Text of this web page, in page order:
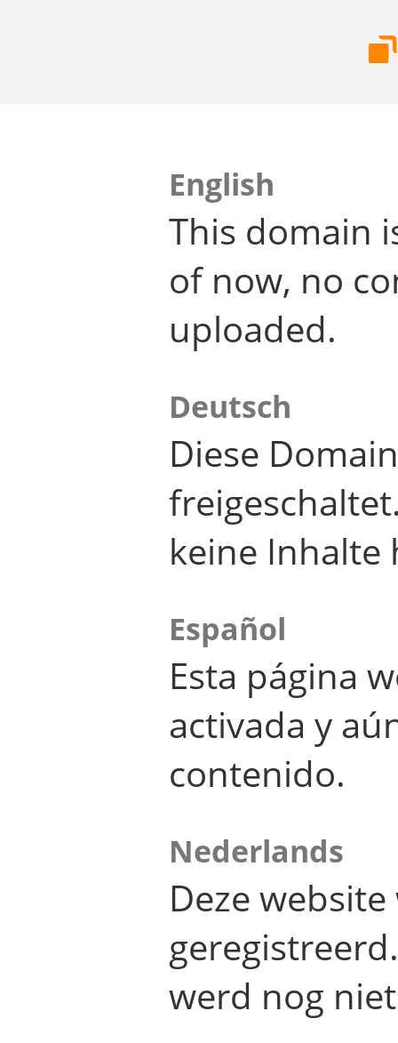
English
This domain
of now, no
uploaded.
Deutsch
Diese
keine Inhalte
Español
Esta página
activada y
contenido.
Nederlands
Deze
werd nog